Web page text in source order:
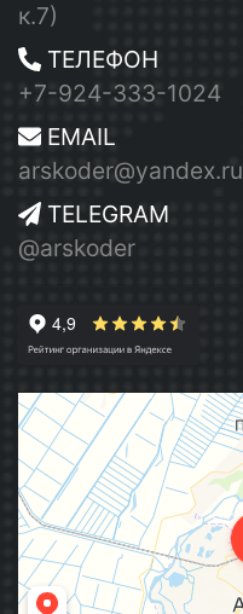
к.7)
ТЕЛЕФОН
+7-924-333-1024
EMAIL
arskoder@yandex.ru
TELEGRAM
@arskoder